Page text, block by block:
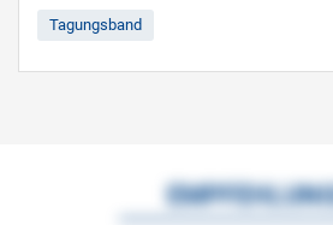
Tagungsband